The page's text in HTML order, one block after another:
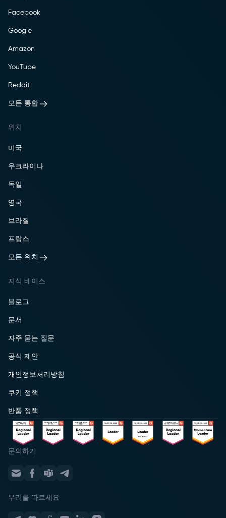
Facebook
Google
Amazon
YouTube
Reddit
모든 통합
위치
미국
우크라이나
독일
영국
브라질
프랑스
모든 위치
지식 베이스
블로그
문서
자주 묻는 질문
공식 제안
개인정보처리방침
쿠키 정책
반품 정책
문의하기
우리를 따르세요